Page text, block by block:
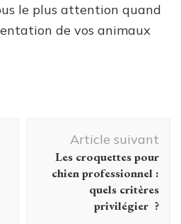
le plus attention quand
de vos animaux
Article suivant
Les croquettes pour
chien professionnel :
quels critères
privilégier ?